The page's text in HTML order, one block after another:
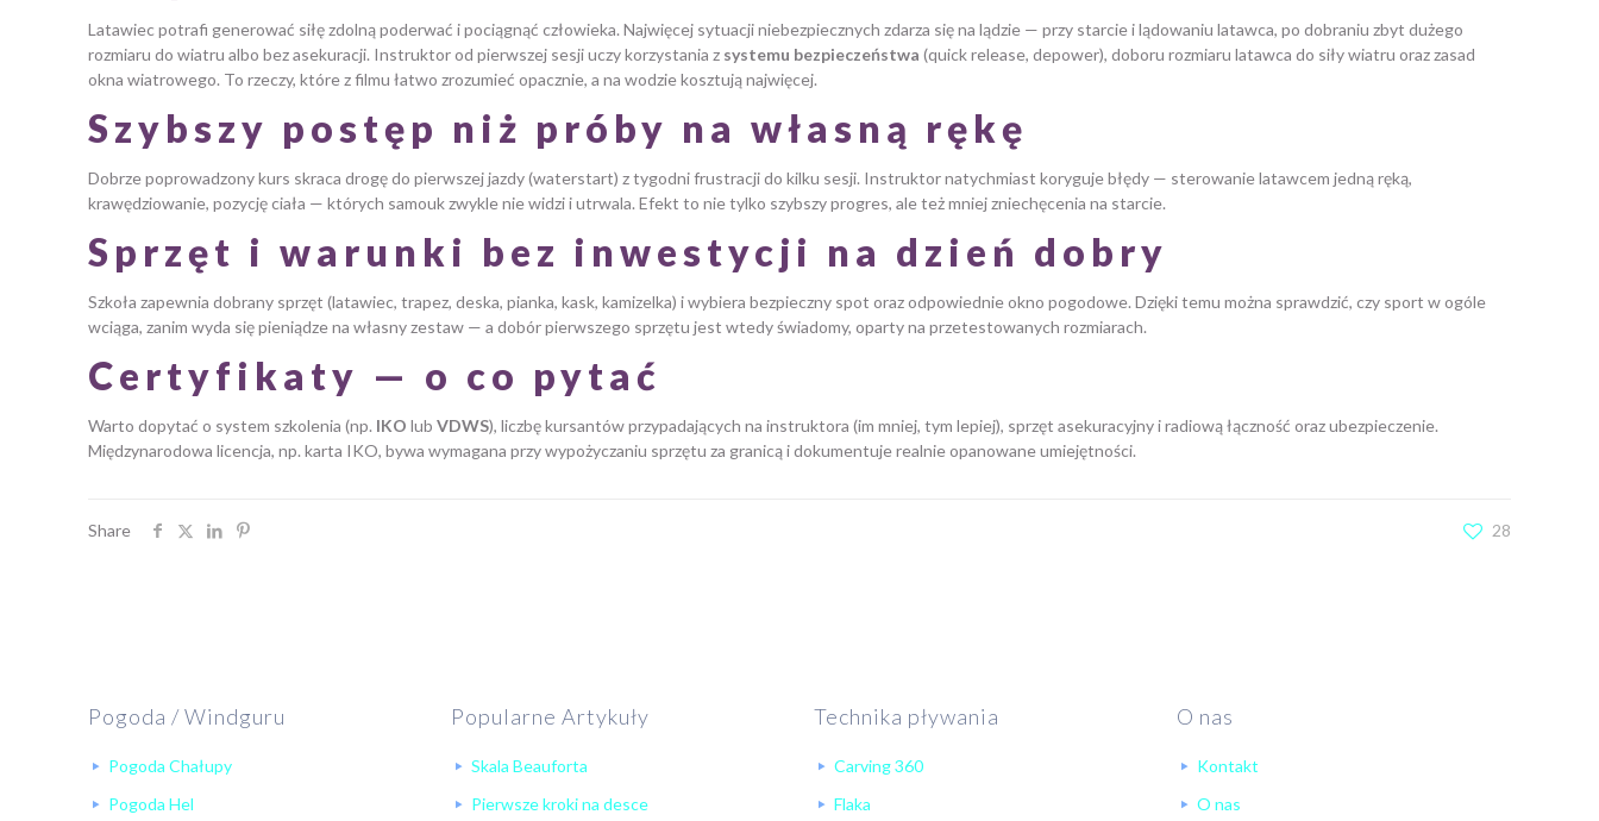
Latawiec potrafi generować siłę zdolną poderwać i pociągnąć człowieka. Najwięcej sytuacji niebezpiecznych zdarza się na lądzie — przy starcie i lądowaniu latawca, po dobraniu zbyt dużego
rozmiaru do wiatru albo bez asekuracji. Instruktor od pierwszej sesji uczy korzystania z systemu bezpieczeństwa (quick release, depower), doboru rozmiaru latawca do siły wiatru oraz zasad
okna wiatrowego. To rzeczy, które z filmu łatwo zrozumieć opacznie, a na wodzie kosztują najwięcej.
Szybszy postęp niż próby na własną rękę
Dobrze poprowadzony kurs skraca drogę do pierwszej jazdy (waterstart) z tygodni frustracji do kilku sesji. Instruktor natychmiast koryguje błędy — sterowanie latawcem jedną ręką,
krawędziowanie, pozycję ciała — których samouk zwykle nie widzi i utrwala. Efekt to nie tylko szybszy progres, ale też mniej zniechęcenia na starcie.
Sprzęt i warunki bez inwestycji na dzień dobry
Szkoła zapewnia dobrany sprzęt (latawiec, trapez, deska, pianka, kask, kamizelka) i wybiera bezpieczny spot oraz odpowiednie okno pogodowe. Dzięki temu można sprawdzić, czy sport w ogóle
wciąga, zanim wyda się pieniądze na własny zestaw — a dobór pierwszego sprzętu jest wtedy świadomy, oparty na przetestowanych rozmiarach.
Certyfikaty — o co pytać
Warto dopytać o system szkolenia (np. IKO lubVDWS), liczbę kursantów przypadających na instruktora (im mniej, tym lepiej), sprzęt asekuracyjny i radiową łączność oraz ubezpieczenie.
Międzynarodowa licencja, np. karta IKO, bywa wymagana przy wypożyczaniu sprzętu za granicą i dokumentuje realnie opanowane umiejętności.
Share 28
Pogoda / Windguru
Pogoda Chałupy
Pogoda Hel
Popularne Artykuły
Skala Beauforta
Pierwsze kroki na desce
Technika pływania
Carving 360
Flaka
O nas
Kontakt
O nas